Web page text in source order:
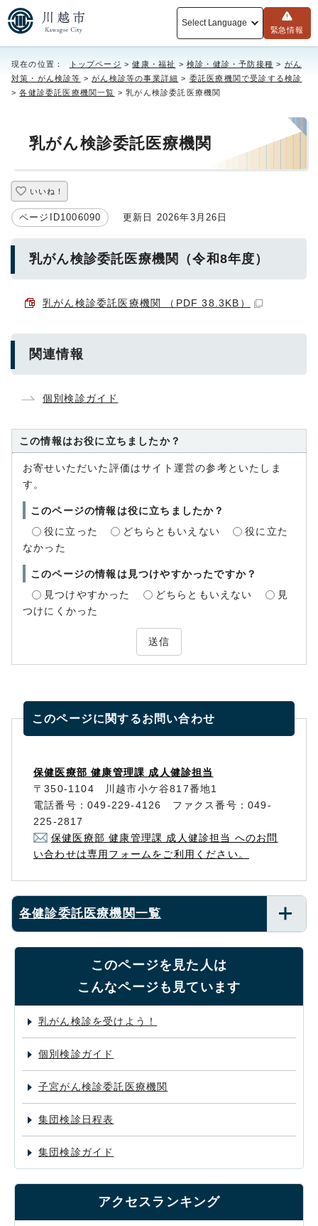
Select Language
緊急情報
現在の位置： トップページ >健康・福祉 >検診・健診・予防接種 > がん
対策・がん検診等 >がん検診等の事業詳細 > 委託医療機関で受診する検診
>各健診委託医療機関一覧 > 乳がん検診委託医療機関
乳がん検診委託医療機関
いいね！
ページID1006090 更新日 2026年3月26日
乳がん検診委託医療機関（令和8年度）
乳がん検診委託医療機関 （PDF 38.3KB）
関連情報
個別検診ガイド
この情報はお役に立ちましたか？
お寄せいただいた評価はサイト運営の参考といたしま
す。
このページの情報は役に立ちましたか？
役に立った
どちらともいえない
役に立た
なかった
このページの情報は見つけやすかったですか？
見つけやすかった
どちらともいえない
見
つけにくかった
送信
このページに関するお問い合わせ
保健医療部 健康管理課 成人健診担当
〒350-1104 川越市小ケ谷817番地1
電話番号：049-229-4126 ファクス番号：049-
225-2817
保健医療部 健康管理課 成人健診担当 へのお問
い合わせは専用フォームをご利用ください。
各健診委託医療機関一覧
このページを見た人は
こんなページも見ています
乳がん検診を受けよう！
個別検診ガイド
子宮がん検診委託医療機関
集団検診日程表
集団検診ガイド
アクセスランキング